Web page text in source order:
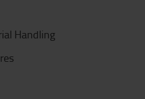
Handling